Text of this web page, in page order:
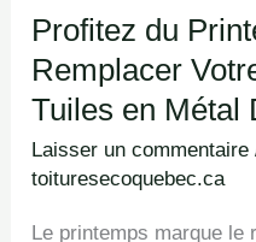
Profitez du
Remplacer
Tuiles en Métal
Laisser un commentaire
toituresecoquebec.ca
Le printemps marque le
en
Durables